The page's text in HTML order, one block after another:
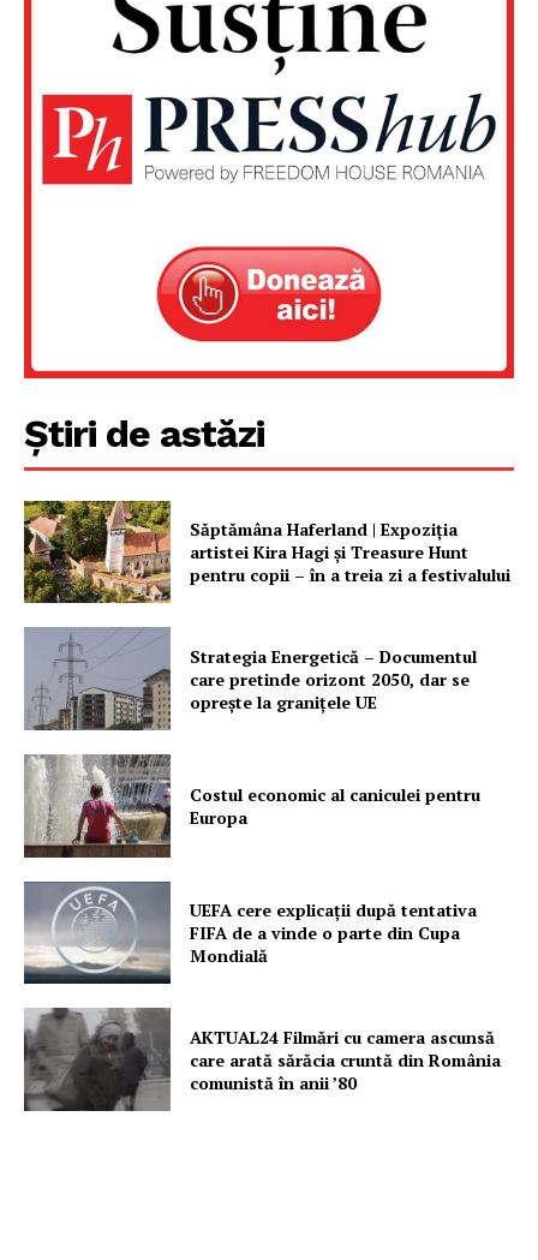
Știri de astăzi
Săptămâna Haferland | Expoziţia
artistei Kira Hagi şi Treasure Hunt
pentru copii – în a treia zi a festivalului
Strategia Energetică – Documentul
care pretinde orizont 2050, dar se
oprește la granițele UE
Costul economic al caniculei pentru
Europa
UEFA cere explicații după tentativa
FIFA de a vinde o parte din Cupa
Mondială
AKTUAL24 Filmări cu camera ascunsă
care arată sărăcia cruntă din România
comunistă în anii ’80